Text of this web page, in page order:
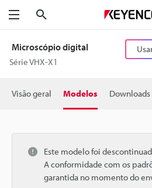
Menu
Microscópio digital
Série VHX-X1
Visão geral Modelos Downloads
Este modelo foi
A conformidade com os
garantida no momento do